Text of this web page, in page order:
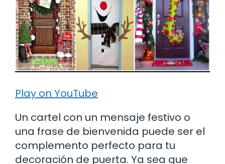
Play on YouTube
Un cartel con un mensaje festivo o
una frase de bienvenida puede ser el
complemento perfecto para tu
decoración de puerta. Ya sea que